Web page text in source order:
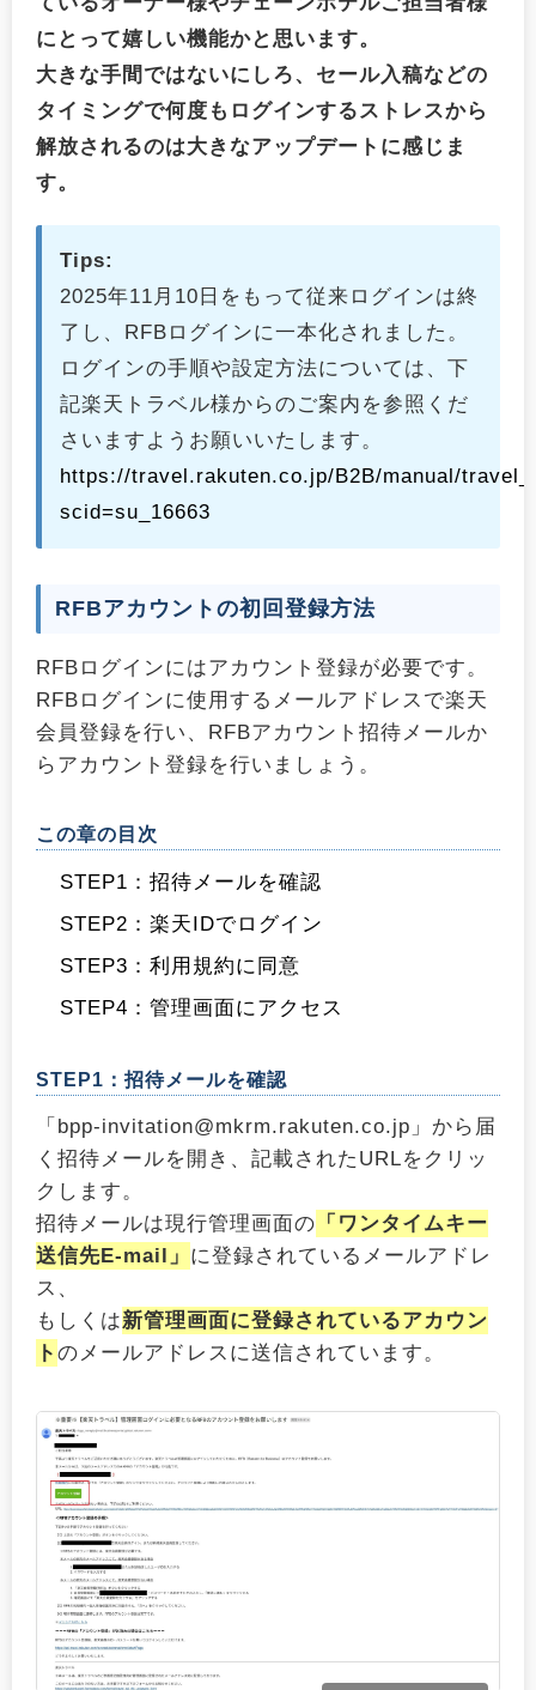
にとって嬉しい機能かと思います。
大きな手間ではないにしろ、セール入稿などの
タイミングで何度もログインするストレスから
解放されるのは大きなアップデートに感じま
す。
Tips:
2025年11月10日をもって従来ログインは終
了し、RFBログインに一本化されました。
ログインの手順や設定方法については、下
記楽天トラベル様からのご案内を参照くだ
さいますようお願いいたします。
https://travel.rakuten.co.jp/B2B/manual/
scid=su_16663
RFBアカウントの初回登録方法
RFBログインにはアカウント登録が必要です。
RFBログインに使用するメールアドレスで楽天
会員登録を行い、RFBアカウント招待メールか
らアカウント登録を行いましょう。
この章の目次
STEP1：招待メールを確認
STEP2：楽天IDでログイン
STEP3：利用規約に同意
STEP4：管理画面にアクセス
STEP1：招待メールを確認
「bpp-invitation@mkrm.rakuten.co.jp」から届
く招待メールを開き、記載されたURLをクリッ
クします。
招待メールは現行管理画面の 「ワンタイムキー
送信先E-mail」 に登録されているメールアドレ
ス、
もしくは新管理画面に登録されているアカウン
ト のメールアドレスに送信されています。